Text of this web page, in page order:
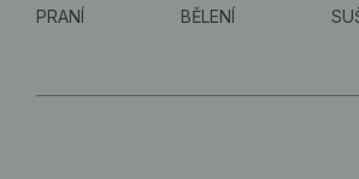
PRANÍ BĚLENÍ